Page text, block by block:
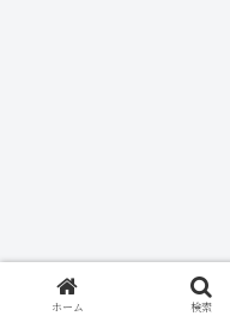
ホーム 検索